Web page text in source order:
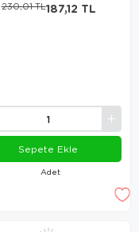
Adet
187,12 TL
230,01 TL
Sepete Ekle